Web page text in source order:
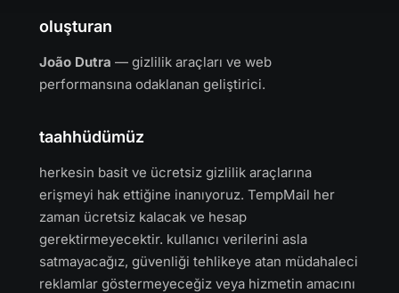
oluşturan
João Dutra — gizlilik araçları ve web
performansına odaklanan geliştirici.
taahhüdümüz
herkesin basit ve ücretsiz gizlilik araçlarına
erişmeyi hak ettiğine inanıyoruz. TempMail her
zaman ücretsiz kalacak ve hesap
gerektirmeyecektir. kullanıcı verilerini asla
satmayacağız, güvenliği tehlikeye atan müdahaleci
reklamlar göstermeyeceğiz veya hizmetin amacını